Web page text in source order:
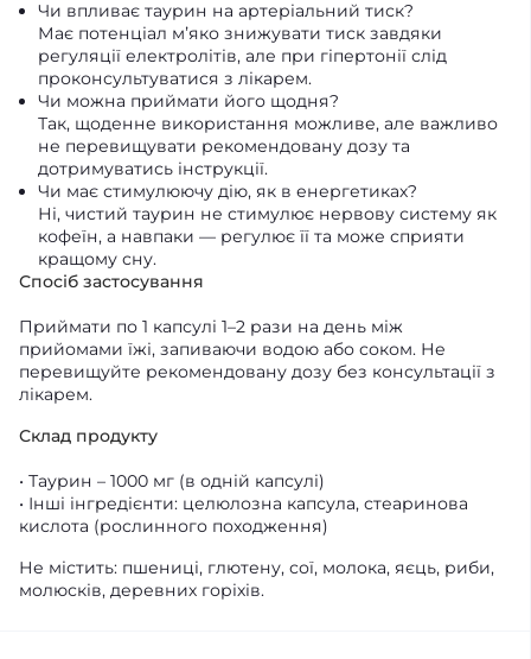
Чи впливає таурин на артеріальний тиск?
Має потенціал мʼяко знижувати тиск завдяки
регуляції електролітів, але при гіпертонії слід
проконсультуватися з лікарем.
Чи можна приймати його щодня?
Так, щоденне використання можливе, але важливо
не перевищувати рекомендовану дозу та
дотримуватись інструкції.
Чи має стимулюючу дію, як в енергетиках?
Ні, чистий таурин не стимулює нервову систему як
кофеїн, а навпаки — регулює її та може сприяти
кращому сну.
Спосіб застосування
Приймати по 1 капсулі 1–2 рази на день між
прийомами їжі, запиваючи водою або соком. Не
перевищуйте рекомендовану дозу без консультації з
лікарем.
Склад продукту
• Таурин – 1000 мг (в одній капсулі)
• Інші інгредієнти: целюлозна капсула, стеаринова
кислота (рослинного походження)
Не містить: пшениці, глютену, сої, молока, яєць, риби,
молюсків, деревних горіхів.